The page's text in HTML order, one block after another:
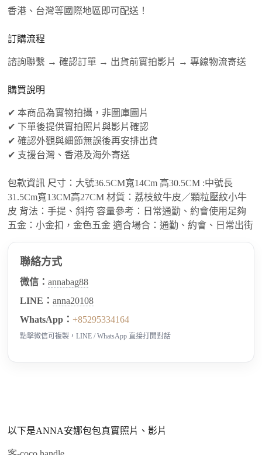
香港、台灣等國際地區即可配送！
訂購流程
諮詢聯繫 → 確認訂單 → 出貨前實拍影片 → 專線物流寄送
購買說明
✔ 本商品為實物拍攝，非圖庫圖片
✔ 下單後提供實拍照片與影片確認
✔ 確認外觀與細節無誤後再安排出貨
✔ 支援台灣、香港及海外寄送
包款資訊 尺寸：大號36.5CM寬14Cm 高30.5CM :中號長
31.5Cm寬13CM高27CM 材質：荔枝紋牛皮／顆粒壓紋小牛
皮 背法：手提、斜挎 容量參考：日常通勤、約會使用足夠
五金：小金扣，金色五金 適合場合：通勤、約會、日常出街
聯絡方式
微信：annabag88
LINE：anna20108
WhatsApp：+85295334164
點擊微信可複製，LINE / WhatsApp 直接打開對話
以下是ANNA安娜包包真實照片、影片